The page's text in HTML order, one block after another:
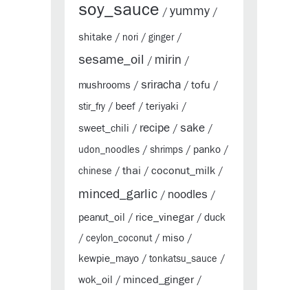
soy_sauce / yummy /
shitake / nori / ginger/
sesame_oil / mirin /
mushrooms / sriracha / tofu /
stir_fry / beef / teriyaki /
sweet_chili / recipe / sake /
udon_noodles / shrimps / panko /
chinese / thai / coconut_milk /
minced_garlic / noodles /
peanut_oil / rice_vinegar/ duck
/ ceylon_coconut / miso /
kewpie_mayo / tonkatsu_sauce /
wok_oil / minced_ginger/